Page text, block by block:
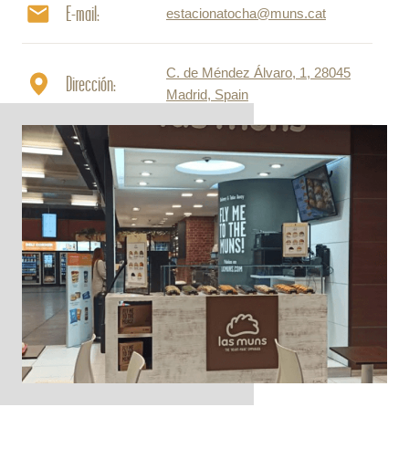
E-mail: estacionatocha@muns.cat
Dirección:
C. de Méndez Álvaro, 1, 28045
Madrid, Spain